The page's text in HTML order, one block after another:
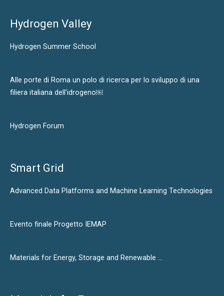
Hydrogen Valley
Hydrogen Summer School
Alle porte di Roma un polo di ricerca per lo sviluppo di una
filiera italiana dell’idrogeno￼
Hydrogen Forum
Smart Grid
Advanced Data Platforms and Machine Learning Technologies
Evento finale Progetto IEMAP
Materials for Energy, Storage and Renewable …